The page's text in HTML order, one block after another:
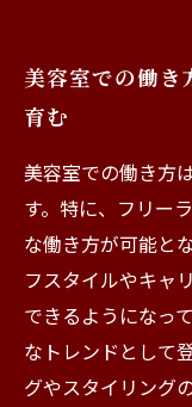
美容室での働き
育む
美容室での働き方
す。特に、フリー
な働き方が可能と
フスタイルやキャ
できるようになっ
なトレンドとして
グやスタイリング